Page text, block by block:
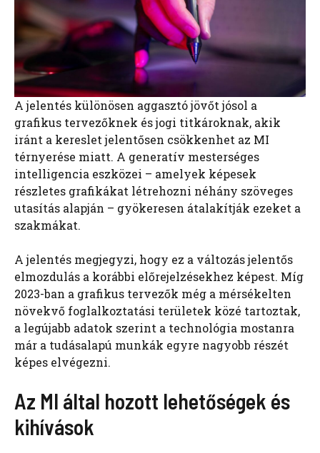
A jelentés különösen aggasztó jövőt jósol a
grafikus tervezőknek és jogi titkároknak, akik
iránt a kereslet jelentősen csökkenhet az MI
térnyerése miatt. A generatív mesterséges
intelligencia eszközei – amelyek képesek
részletes grafikákat létrehozni néhány szöveges
utasítás alapján – gyökeresen átalakítják ezeket a
szakmákat.
A jelentés megjegyzi, hogy ez a változás jelentős
elmozdulás a korábbi előrejelzésekhez képest. Míg
2023-ban a grafikus tervezők még a mérsékelten
növekvő foglalkoztatási területek közé tartoztak,
a legújabb adatok szerint a technológia mostanra
már a tudásalapú munkák egyre nagyobb részét
képes elvégezni.
Az MI által hozott lehetőségek és
kihívások